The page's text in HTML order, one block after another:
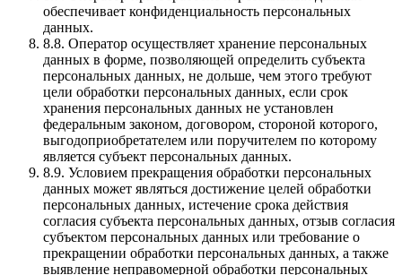
обеспечивает конфиденциальность персональных
данных.
8.8. Оператор осуществляет хранение персональных
данных в форме, позволяющей определить субъекта
персональных данных, не дольше, чем этого требуют
цели обработки персональных данных, если срок
хранения персональных данных не установлен
федеральным законом, договором, стороной которого,
выгодоприобретателем или поручителем по которому
является субъект персональных данных.
8.9. Условием прекращения обработки персональных
данных может являться достижение целей обработки
персональных данных, истечение срока действия
согласия субъекта персональных данных, отзыв согласия
субъектом персональных данных или требование о
прекращении обработки персональных данных, а также
выявление неправомерной обработки персональных